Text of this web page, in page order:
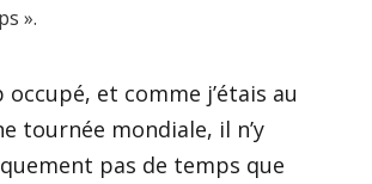
».
occupé, et comme j’étais au
tournée mondiale, il n’y
pas de temps que